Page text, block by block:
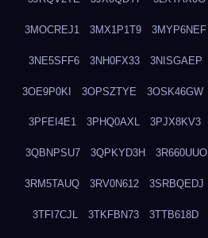
3MOCREJ1 3MX1P1T9 3MYP6NEF
3NE5SFF6 3NH0FX33 3NISGAEP
3OE9P0KI 3OPSZTYE 3OSK46GW
3PFEI4E1 3PHQ0AXL 3PJX8KV3
3QBNPSU7 3QPKYD3H 3R660UUO
3RM5TAUQ 3RV0N612 3SRBQEDJ
3TFI7CJL 3TKFBN73 3TTB618D